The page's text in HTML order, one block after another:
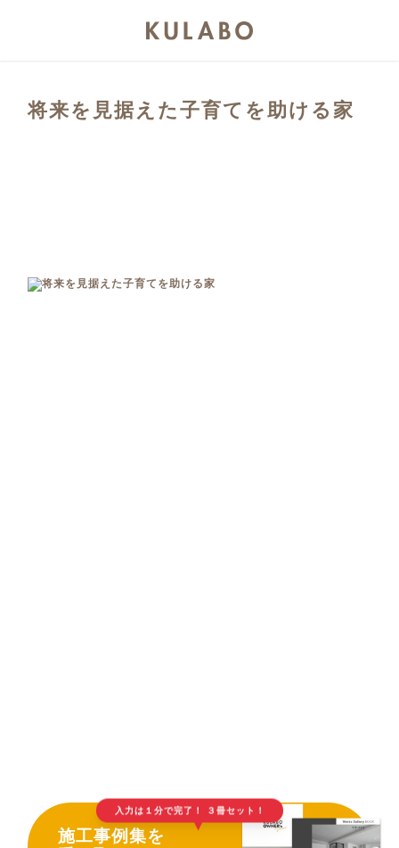
将来を見据えた子育てを助ける家
入力は１分で完了！ ３冊セット！
▲
施工事例集を